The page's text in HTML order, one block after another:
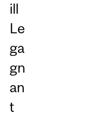
ill
Le
ga
gn
an
t